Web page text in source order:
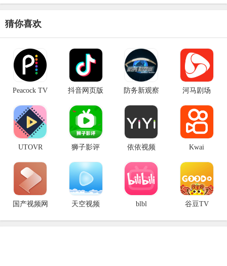
猜你喜欢
Peacock TV 抖音网页版 防务新观察 河马剧场
UTOVR 狮子影评 依依视频 Kwai
国产视频网 天空视频 blbl 谷豆TV